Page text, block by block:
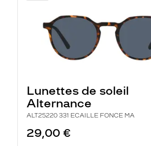
Lunettes de soleil
Alternance
ALT25220 331 ECAILLE FONCE MA
29,00 €